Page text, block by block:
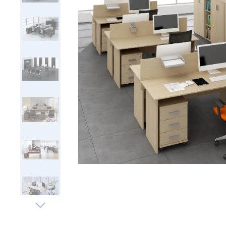
Тумбы офисные
Офисные шкафы
Офисные диваны
Сейфы и металлическая
мебель
Обеденная зона
Искусственные растения